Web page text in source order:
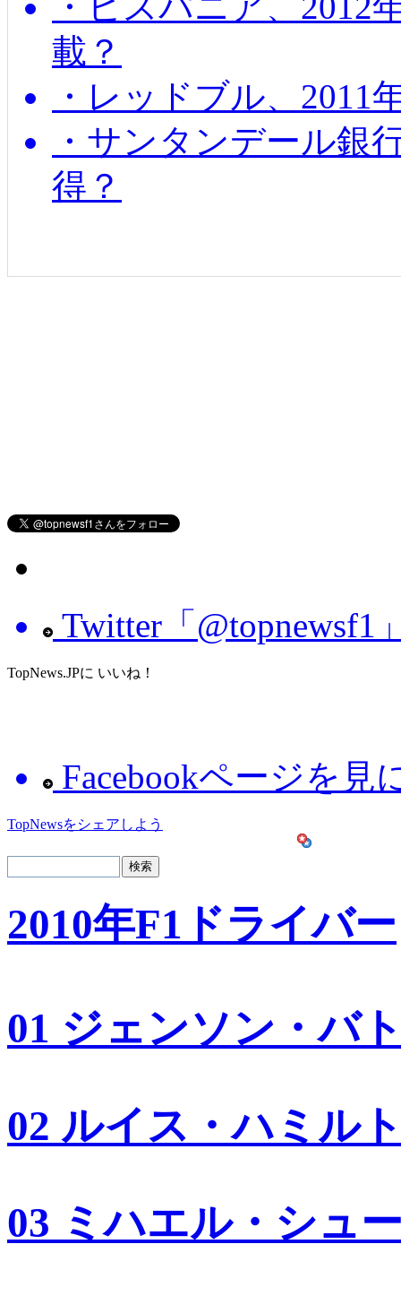
載？
・レッドブル、2011
・サンタンデール銀
得？
Twitter「@topnewsf1
TopNews.JPに いいね！
Facebookページを見
TopNewsをシェアしよう
2010年F1ドライバー
01 ジェンソン・バ
02 ルイス・ハミル
03 ミハエル・シュ